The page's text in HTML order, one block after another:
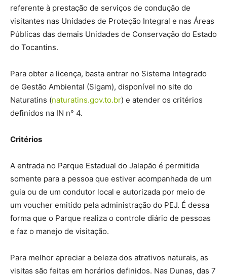
referente à prestação de serviços de condução de
visitantes nas Unidades de Proteção Integral e nas Áreas
Públicas das demais Unidades de Conservação do Estado
do Tocantins.
Para obter a licença, basta entrar no Sistema Integrado
de Gestão Ambiental (Sigam), disponível no site do
Naturatins (naturatins.gov.to.br) e atender os critérios
definidos na IN n° 4.
Critérios
A entrada no Parque Estadual do Jalapão é permitida
somente para a pessoa que estiver acompanhada de um
guia ou de um condutor local e autorizada por meio de
um voucher emitido pela administração do PEJ. É dessa
forma que o Parque realiza o controle diário de pessoas
e faz o manejo de visitação.
Para melhor apreciar a beleza dos atrativos naturais, as
visitas são feitas em horários definidos. Nas Dunas, das 7